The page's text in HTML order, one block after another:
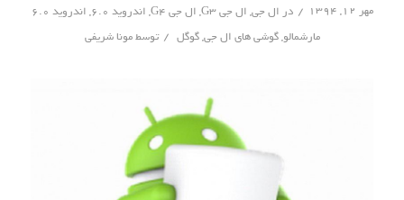
مهر ۱۲, ۱۳۹۴ / در ال جی, ال جی G3 , ال جی G4 , اندروید 6.0 ,
اندروید 6.0
مارشمالو,گوشی های ال جی,گوگل / توسطمونا شریفی